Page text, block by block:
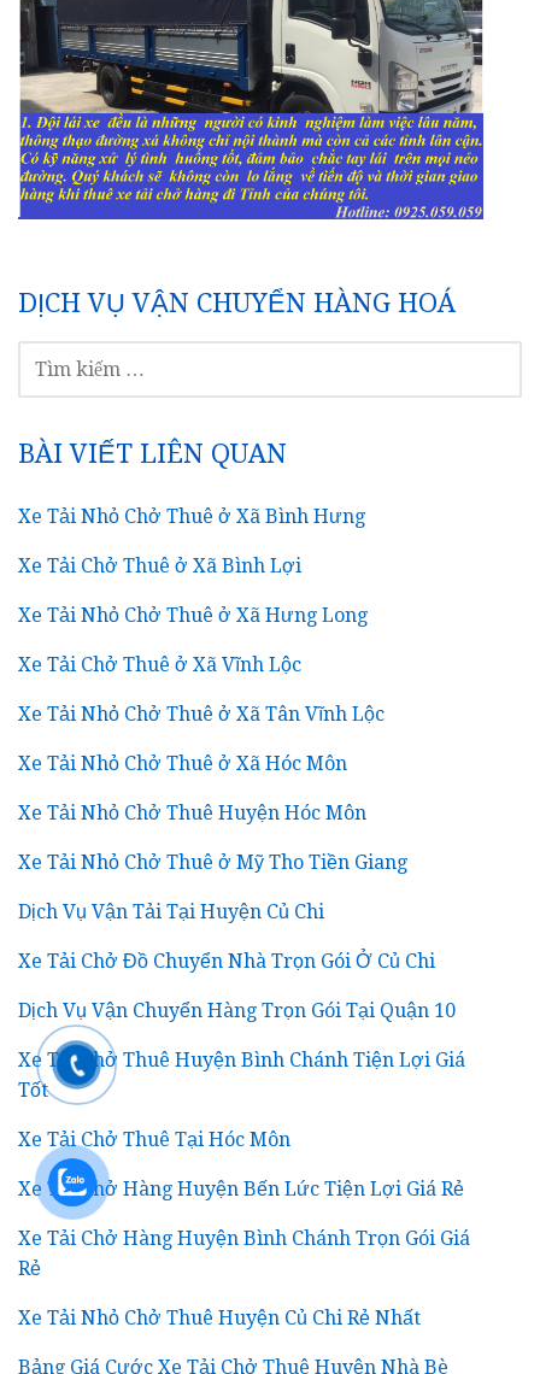
DỊCH VỤ VẬN CHUYỂN HÀNG HOÁ
KIẾM
BÀI VIẾT LIÊN QUAN
Xe Tải Nhỏ Chở Thuê ở Xã Bình Hưng
Xe Tải Chở Thuê ở Xã Bình Lợi
Xe Tải Nhỏ Chở Thuê ở Xã Hưng Long
Xe Tải Chở Thuê ở Xã Vĩnh Lộc
Xe Tải Nhỏ Chở Thuê ở Xã Tân Vĩnh Lộc
Xe Tải Nhỏ Chở Thuê ở Xã Hóc Môn
Xe Tải Nhỏ Chở Thuê Huyện Hóc Môn
Xe Tải Nhỏ Chở Thuê ở Mỹ Tho Tiền Giang
Dịch Vụ Vận Tải Tại Huyện Củ Chi
Xe Tải Chở Đồ Chuyển Nhà Trọn Gói Ở Củ Chi
Dịch Vụ Vận Chuyển Hàng Trọn Gói Tại Quận 10
Xe Tải Chở Thuê Huyện Bình Chánh Tiện Lợi Giá
Tốt
Xe Tải Chở Thuê Tại Hóc Môn
Xe Tải Chở Hàng Huyện Bến Lức Tiện Lợi Giá Rẻ
Xe Tải Chở Hàng Huyện Bình Chánh Trọn Gói Giá
Rẻ
Xe Tải Nhỏ Chở Thuê Huyện Củ Chi Rẻ Nhất
Bảng Giá Cước Xe Tải Chở Thuê Huyện Nhà Bè